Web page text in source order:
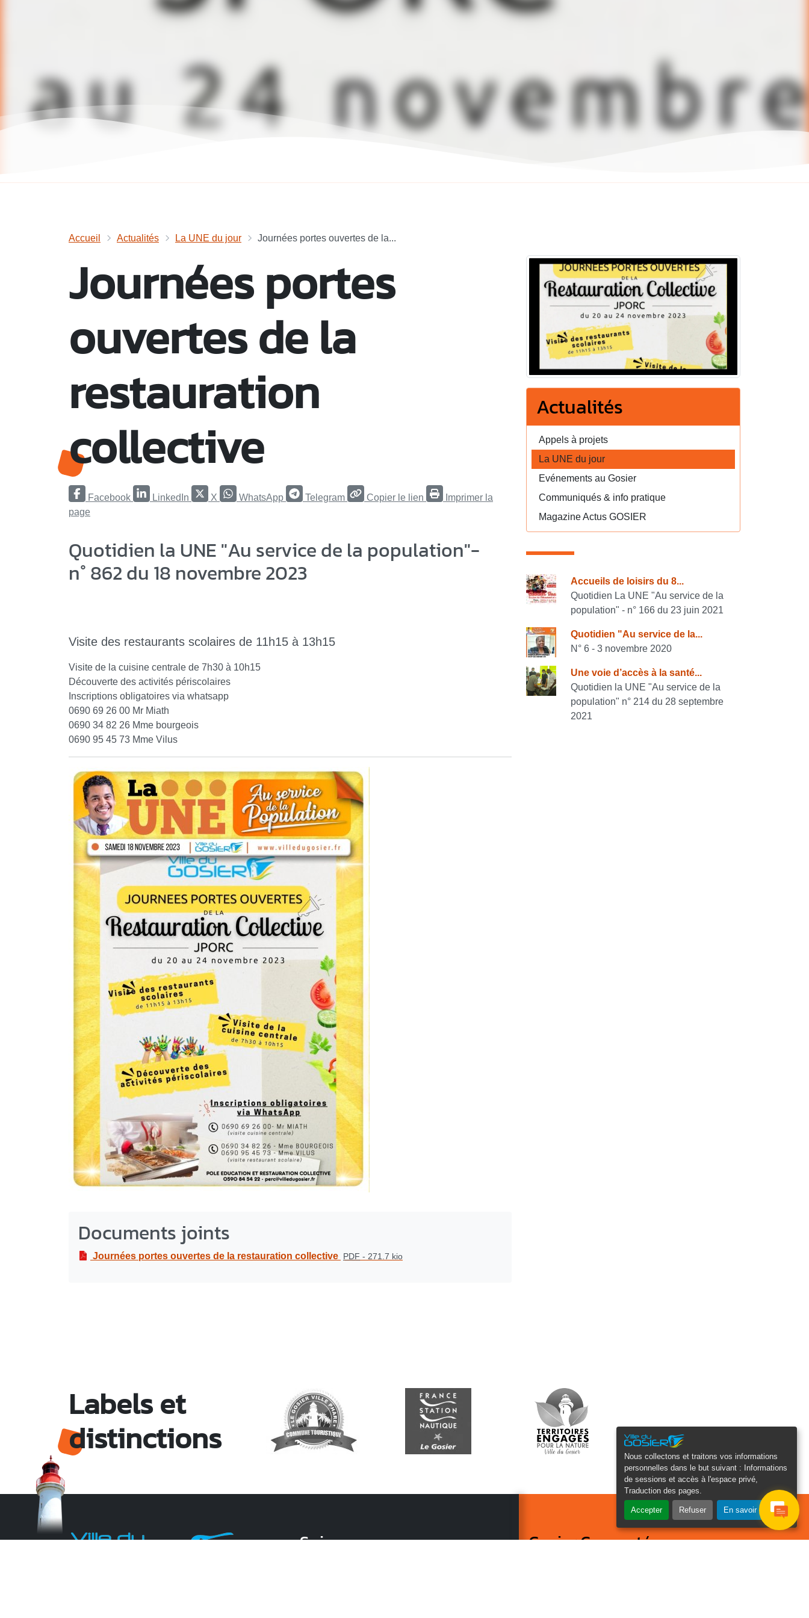
Nous collectons et traitons vos informations
personnelles dans le but suivant :
Informations
de sessions et accès à l'espace privé,
Traduction des pages
Accepter Refuser En savoir plus
Accueil Actualités La UNE du jour Journées portes ouvertes de la...
Journées portes
ouvertes de la
restauration
collective
Facebook LinkedIn X WhatsApp Telegram Copier le lien
Imprimer la
page
Quotidien la UNE "Au service de la population"-
n° 862 du 18 novembre 2023
Visite des restaurants scolaires de 11h15 à 13h15
Visite de la cuisine centrale de 7h30 à 10h15
Découverte des activités périscolaires
Inscriptions obligatoires via whatsapp
0690 69 26 00 Mr Miath
0690 34 82 26 Mme bourgeois
0690 95 45 73 Mme Vilus
Documents joints
Journées portes ouvertes de la restauration collective PDF - 271.7 kio
Actualités
Appels à projets
La UNE du jour
Evénements au Gosier
Communiqués & info pratique
Magazine Actus GOSIER
Consulter également
Accueils de loisirs du 8...
Quotidien La UNE "Au service de la
population" - n° 166 du 23 juin 2021
Quotidien "Au service de la...
N° 6 - 3 novembre 2020
Une voie d’accès à la santé...
Quotidien la UNE "Au service de la
population" n° 214 du 28 septembre
2021
Labels et
distinctions
Suivez-nous Gosier Connecté